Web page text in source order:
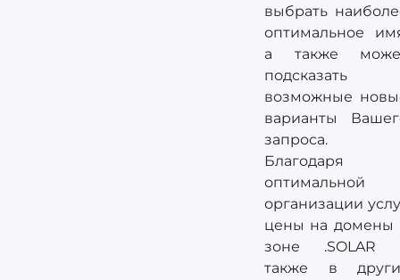
выбрать
оптимальное
а также
подсказать
возможные
варианты
запроса.
Благодаря
оптимальной
организации
цены на домены
зоне .SOLAR
также в